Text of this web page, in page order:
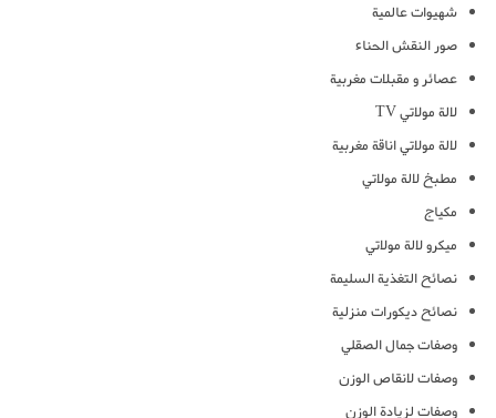
شهيوات عالمية
صور النقش الحناء
عصائر و مقبلات مغربية
لالة مولاتي TV
لالة مولاتي اناقة مغربية
مطبخ لالة مولاتي
مكياج
ميكرو لالة مولاتي
نصائح التغذية السليمة
نصائح ديكورات منزلية
وصفات جمال الصقلي
وصفات لانقاص الوزن
وصفات لزيادة الوزن